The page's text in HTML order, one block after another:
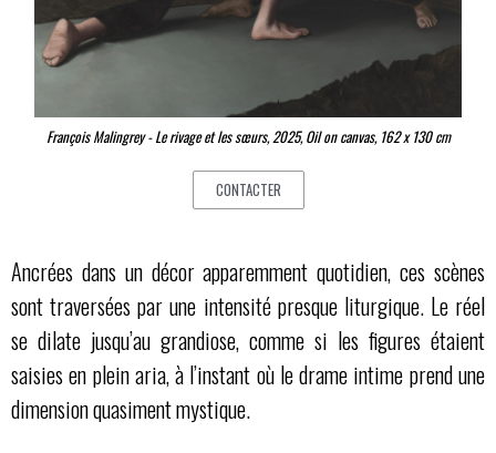
François Malingrey - Le rivage et les sœurs, 2025, Oil on canvas, 162 x 130 cm
CONTACTER
Ancrées dans un décor apparemment quotidien, ces scènes
sont traversées par une intensité presque liturgique. Le réel
se dilate jusqu’au grandiose, comme si les figures étaient
saisies en plein aria, à l’instant où le drame intime prend une
dimension quasiment mystique.